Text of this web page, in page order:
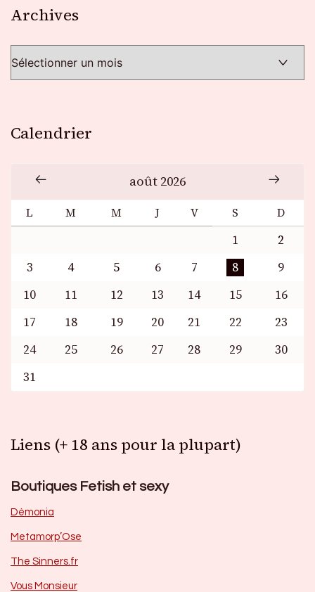
Archives
Calendrier
août 2026
L M M J V S D
1
2
3
4 5 6 7 8
9
10
11 12 13 14 15
16
17
18 19 20 21 22
23
24
25 26 27 28 29
30
31
Liens (+ 18 ans pour la plupart)
Boutiques Fetish et sexy
Dèmonia
Metamorp’Ose
The Sinners.fr
Vous Monsieur